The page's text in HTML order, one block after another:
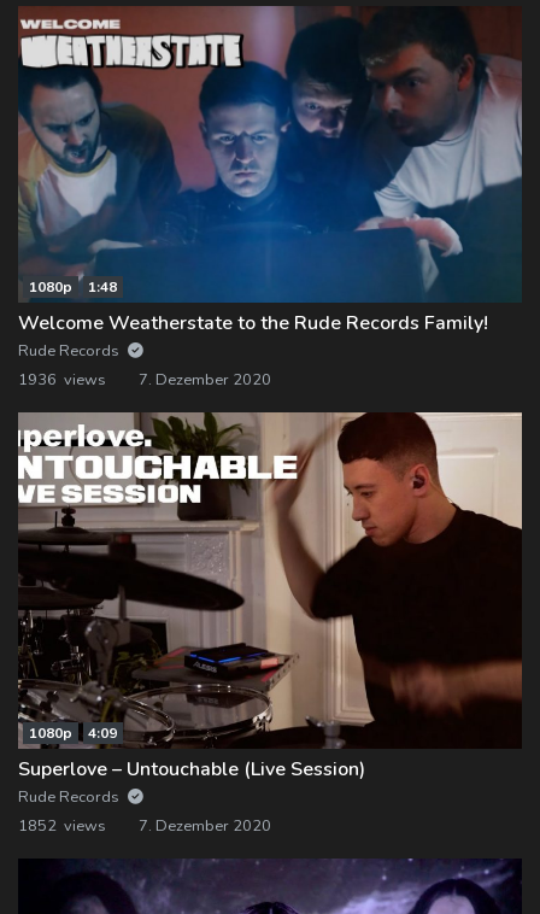
1080p 1:48
Welcome Weatherstate to the Rude Records Family!
Rude Records
1936 views
7. Dezember 2020
1080p 4:09
Superlove – Untouchable (Live Session)
Rude Records
1852 views
7. Dezember 2020